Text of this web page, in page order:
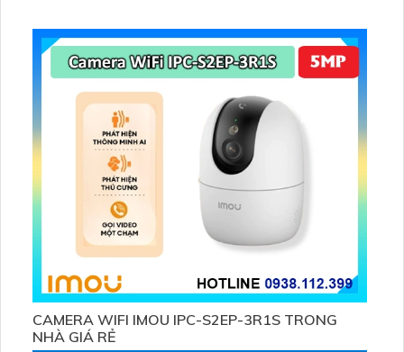
thẻ microSD lên đến 512GB
CAMERA WIFI IMOU IPC-S2EP-3R1S TRONG
NHÀ GIÁ RẺ